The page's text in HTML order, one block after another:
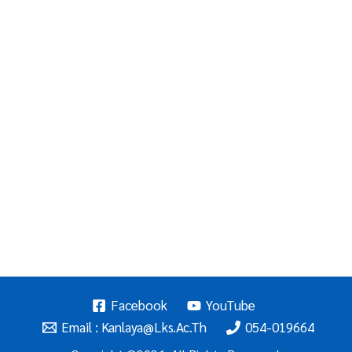
Facebook
YouTube
Email : Kanlaya@lks.ac.th
054-019664